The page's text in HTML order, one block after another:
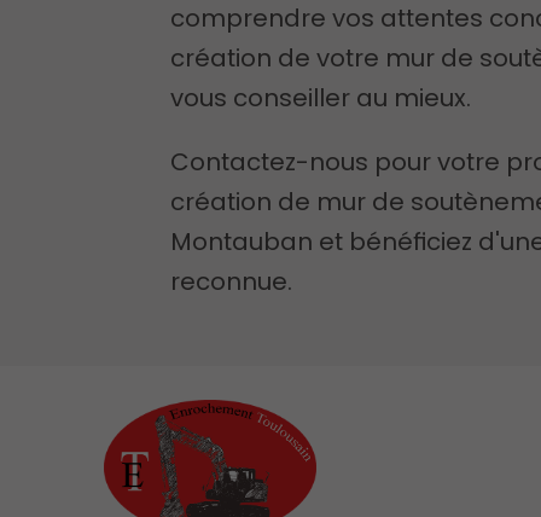
comprendre vos attentes
création de votre mur de
vous conseiller au mieux.
Contactez-nous pour votre
création de mur de
Montauban et bénéficiez
reconnue.